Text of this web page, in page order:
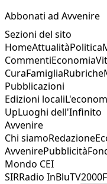
Abbonati ad Avvenire
Sezioni del sito
HomeAttualitàPolitica
CommentiEconomia
CuraFamigliaRubriche
Pubblicazioni
Edizioni locali
UpLuoghi dell'Infinito
Avvenire
Chi siamoRedazione
AvvenirePubblicità
Mondo CEI
SIRRadio InBluTV2000